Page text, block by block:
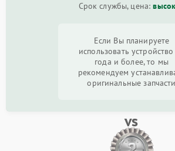
Срок службы, цена:
Если Вы планируете
использовать
года и более, то мы
рекомендуем
оригинальные запчасти
vs